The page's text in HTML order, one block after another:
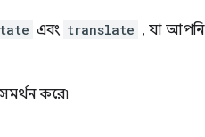
এবং translate , যা আপনি
করে৷